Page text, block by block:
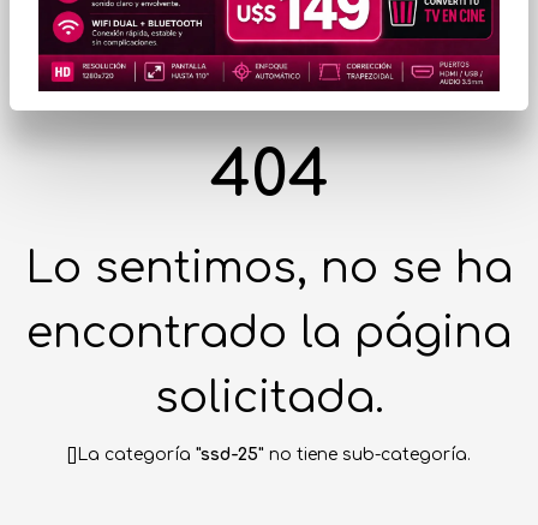
404
Lo sentimos, no se ha
encontrado la página
solicitada.
[]La categoría "ssd-25" no tiene sub-categoría.